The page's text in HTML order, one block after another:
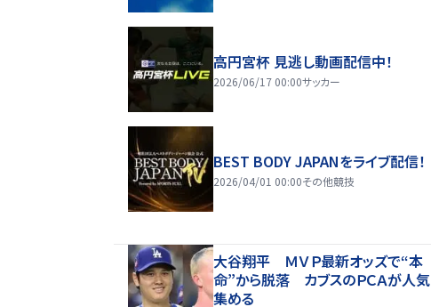
高円宮杯 見逃し動画配信中！
2026/06/17 00:00サッカー
BEST BODY JAPANをライブ配信！
2026/04/01 00:00その他競技
大谷翔平 ＭＶＰ最新オッズで“本
命”から脱落 カブスのＰＣＡが人気
集める